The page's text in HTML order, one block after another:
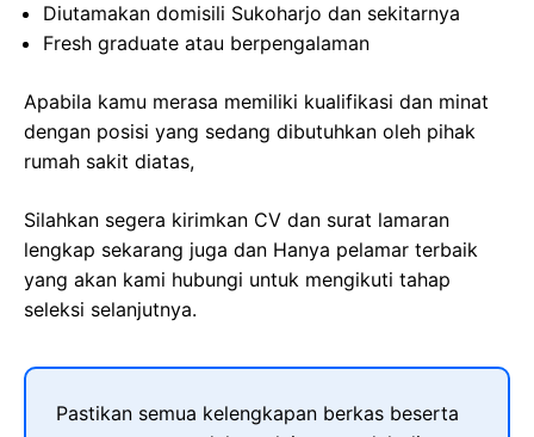
Diutamakan domisili Sukoharjo dan sekitarnya
Fresh graduate atau berpengalaman
Apabila kamu merasa memiliki kualifikasi dan minat
dengan posisi yang sedang dibutuhkan oleh pihak
rumah sakit diatas,
Silahkan segera kirimkan CV dan surat lamaran
lengkap sekarang juga dan Hanya pelamar terbaik
yang akan kami hubungi untuk mengikuti tahap
seleksi selanjutnya.
Pastikan semua kelengkapan berkas beserta